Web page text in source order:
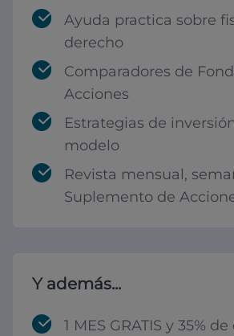
Ayuda practica sobre
derecho
Comparadores de
Acciones
Estrategias de
modelo
Revista mensual,
Suplemento de
Y además...
1 MES GRATIS y 35%